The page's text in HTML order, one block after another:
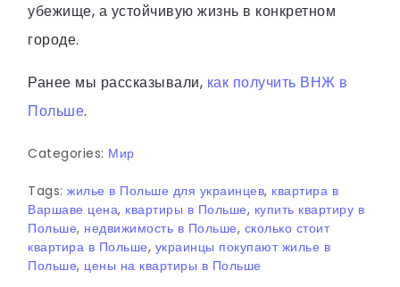
убежище, а устойчивую жизнь в конкретном
городе.
Ранее мы рассказывали, как получить ВНЖ в
Польше.
Categories: Мир
Tags: жилье в Польше для украинцев, квартира в
Варшаве цена, квартиры в Польше, купить квартиру в
Польше, недвижимость в Польше, сколько стоит
квартира в Польше, украинцы покупают жилье в
Польше, цены на квартиры в Польше